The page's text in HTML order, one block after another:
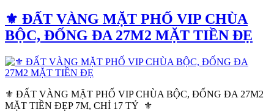
⚜️ ĐẤT VÀNG MẶT PHỐ VIP CHÙA
BỘC, ĐỐNG ĐA 27M2 MẶT TIỀN ĐẸ
⚜️ ĐẤT VÀNG MẶT PHỐ VIP CHÙA BỘC, ĐỐNG ĐA 27M2
MẶT TIỀN ĐẸP 7M, CHỈ 17 TỶ ⚜️